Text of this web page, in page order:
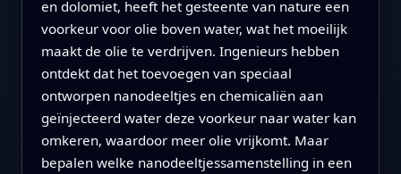
en dolomiet, heeft het gesteente van nature een
voorkeur voor olie boven water, wat het moeilijk
maakt de olie te verdrijven. Ingenieurs hebben
ontdekt dat het toevoegen van speciaal
ontworpen nanodeeltjes en chemicaliën aan
geïnjecteerd water deze voorkeur naar water kan
omkeren, waardoor meer olie vrijkomt. Maar
bepalen welke nanodeeltjessamenstelling in een